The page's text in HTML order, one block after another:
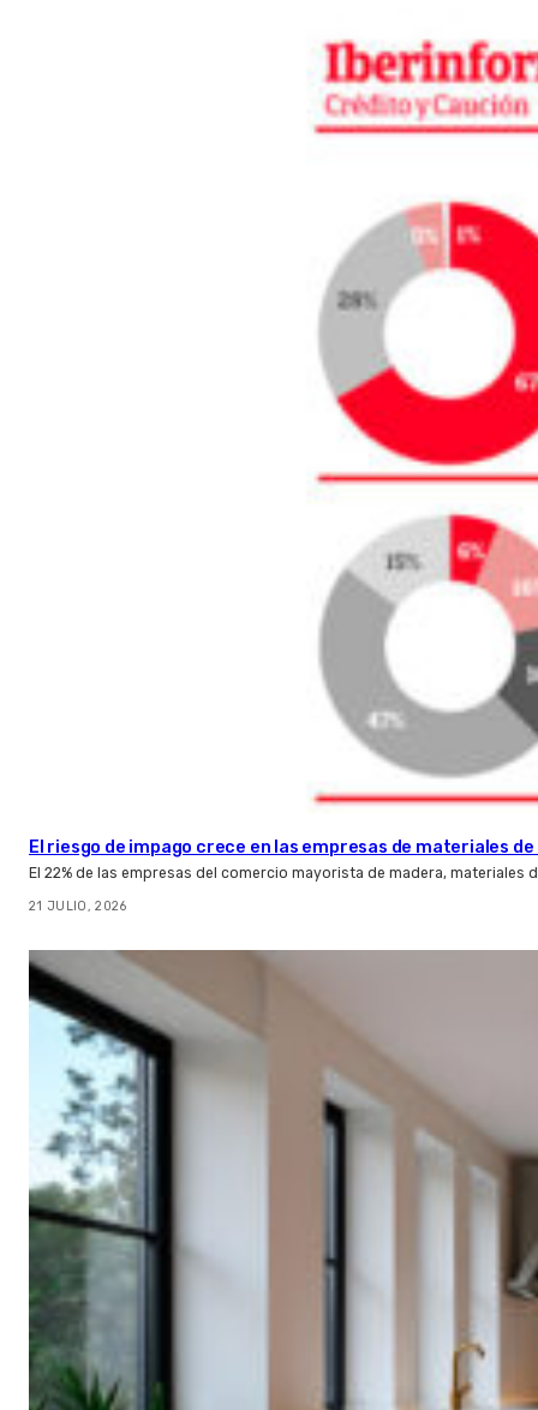
El riesgo de impago crece en las empresas de materiales
El 22% de las empresas del comercio mayorista de madera,
21 JULIO, 2026